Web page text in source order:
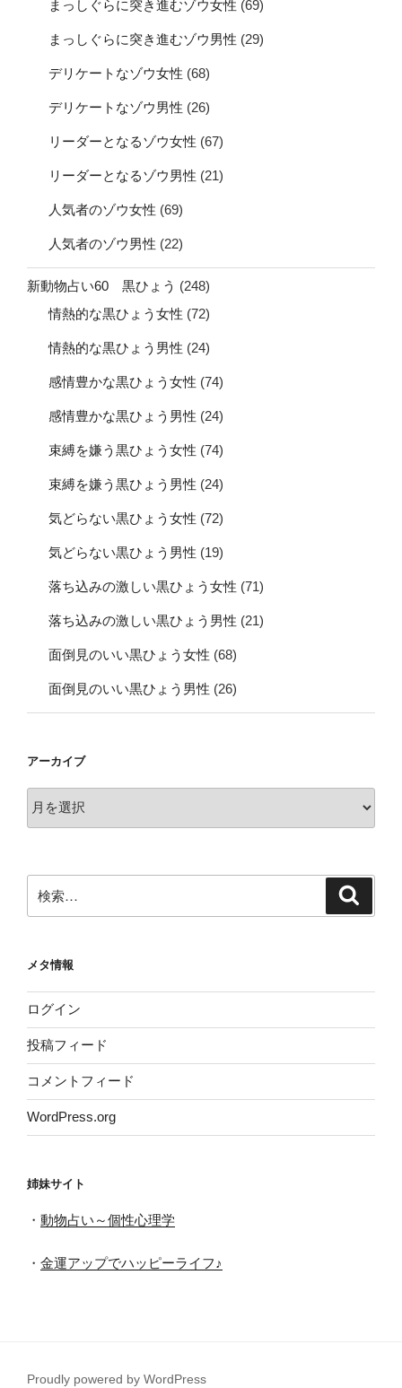
まっしぐらに突き進むゾウ女性 (69)
まっしぐらに突き進むゾウ男性 (29)
デリケートなゾウ女性 (68)
デリケートなゾウ男性 (26)
リーダーとなるゾウ女性 (67)
リーダーとなるゾウ男性 (21)
人気者のゾウ女性 (69)
人気者のゾウ男性 (22)
新動物占い60 黒ひょう (248)
情熱的な黒ひょう女性 (72)
情熱的な黒ひょう男性 (24)
感情豊かな黒ひょう女性 (74)
感情豊かな黒ひょう男性 (24)
束縛を嫌う黒ひょう女性 (74)
束縛を嫌う黒ひょう男性 (24)
気どらない黒ひょう女性 (72)
気どらない黒ひょう男性 (19)
落ち込みの激しい黒ひょう女性 (71)
落ち込みの激しい黒ひょう男性 (21)
面倒見のいい黒ひょう女性 (68)
面倒見のいい黒ひょう男性 (26)
アーカイブ
ー
索:
メタ情報
ログイン
投稿フィード
コメントフィード
WordPress.org
姉妹サイト
・ 動物占い～個性心理学
・ 金運アップでハッピーライフ♪
Proudly powered by WordPress